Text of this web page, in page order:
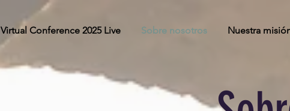
Virtual Conference 2025 Live Sobre nosotros Nuestra